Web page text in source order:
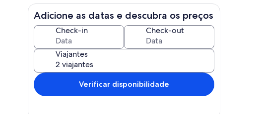
Área de estar Cozinha privada
Adicione as datas e descubra os preços
Check-in Check-out
Viajantes
Verificar disponibilidade